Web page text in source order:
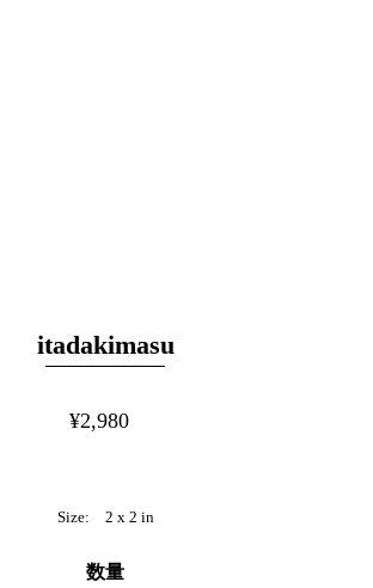
itadakimasu
¥2,980
Size: 2 x 2 in
数量